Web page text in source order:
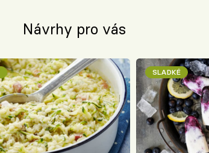
Návrhy pro vás
SLADKÉ